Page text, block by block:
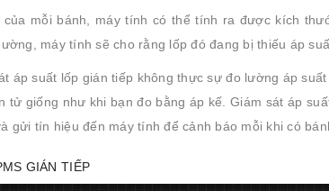
của mỗi bánh, máy tính có thể tính ra được kích
máy tính sẽ cho rằng lốp đó đang bị thiếu áp
áp suất lốp gián tiếp không thực sự đo lường áp
tử giống như khi bạn đo bằng áp kế. Giám sát áp
gửi tín hiệu đến máy tính để cảnh báo mỗi khi có
GIÁN TIẾP